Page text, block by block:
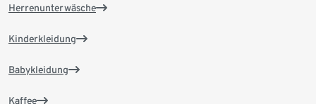
Herrenunterwäsche
Kinderkleidung
Babykleidung
Kaffee